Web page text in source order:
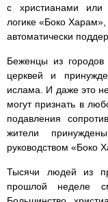
с христианами или
логике «Боко Харам»,
автоматически
Беженцы из городов
церквей и
ислама. И даже это
могут признать в
подавления
жители
руководством «Боко
Тысячи людей из
прошлой неделе